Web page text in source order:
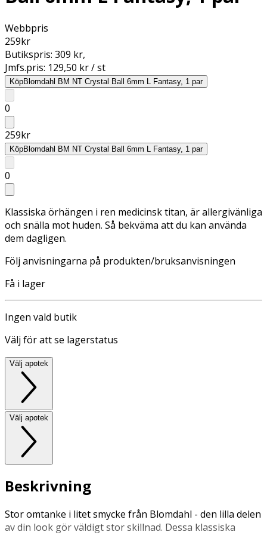
Webbpris
259kr
Butikspris: 309 kr,
Jmfs.pris: 129,50 kr / st
KöpBlomdahl BM NT Crystal Ball 6mm L Fantasy, 1 par
0
259kr
KöpBlomdahl BM NT Crystal Ball 6mm L Fantasy, 1 par
0
Klassiska örhängen i ren medicinsk titan, är allergivänliga
och snälla mot huden. Så bekväma att du kan använda
dem dagligen.
Följ anvisningarna på produkten/bruksanvisningen
Få i lager
Ingen vald butik
Välj för att se lagerstatus
Välj apotek
Välj apotek
Beskrivning
Stor omtanke i litet smycke från Blomdahl - den lilla delen
av din look gör väldigt stor skillnad. Dessa klassiska